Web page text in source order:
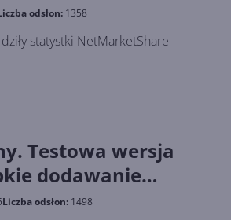
odsłon: 1358
statystki NetMarketShare
Testowa wersja
dodawanie
Liczba odsłon: 1498